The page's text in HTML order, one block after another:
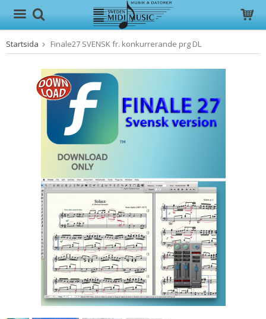
Produkten har blivit tillagd i varukorgen
Startsida Finale27 SVENSK fr. konkurrerande prg DL